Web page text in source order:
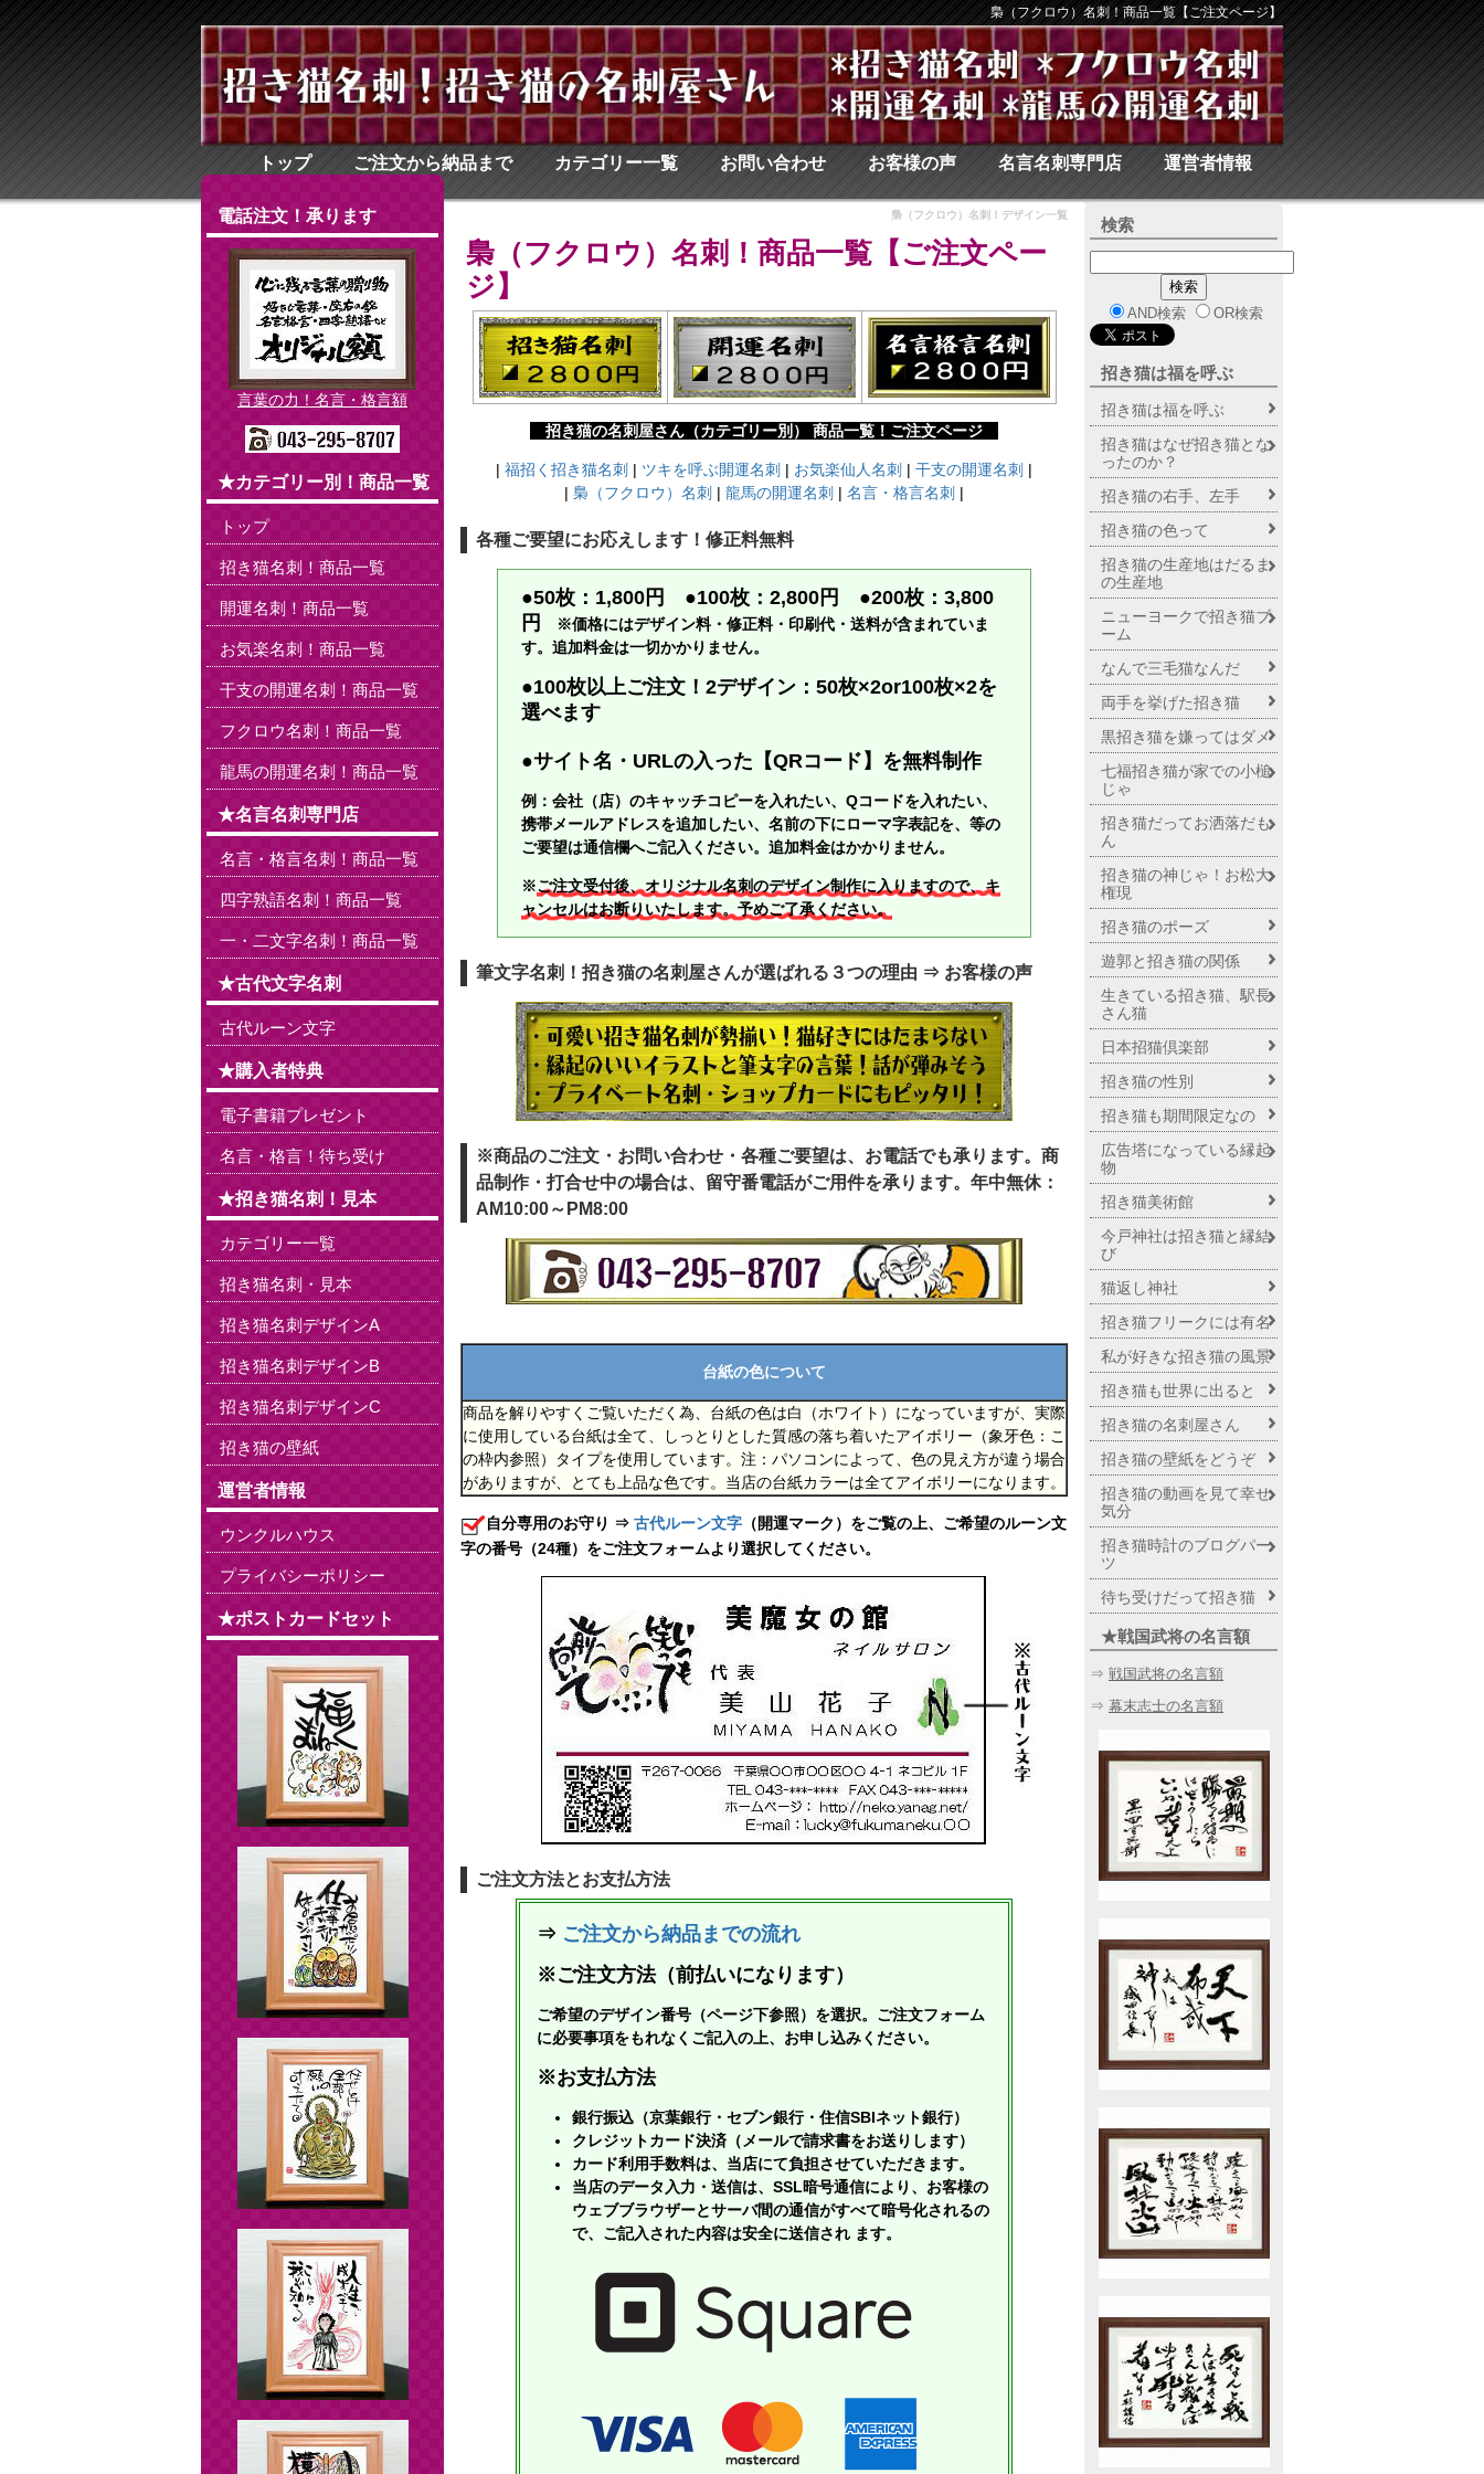
梟（フクロウ）名刺！商品一覧【ご注文ページ】
トップ ご注文から納品まで カテゴリー一覧 お問い合わせ お客様の声 名言名刺専門店 運営者情報
梟（フクロウ）名刺！デザイン一覧
梟（フクロウ）名刺！商品一覧【ご注文ペー
ジ】
招き猫の名刺屋さん（カテゴリー別） 商品一覧！ご注文ページ
| 福招く招き猫名刺 | ツキを呼ぶ開運名刺 | お気楽仙人名刺 | 干支の開運名刺 |
| 梟（フクロウ）名刺 | 龍馬の開運名刺 | 名言・格言名刺 |
各種ご要望にお応えします！修正料無料
●50枚：1,800円 ●100枚：2,800円 ●200枚：3,800
円
※価格にはデザイン料・修正料・印刷代・送料が含まれていま
す。追加料金は一切かかりません。
●100枚以上ご注文！2デザイン：50枚×2or100枚×2を
選べます
●サイト名・URLの入った【QRコード】を無料制作
例：会社（店）のキャッチコピーを入れたい、Qコードを入れたい、
携帯メールアドレスを追加したい、名前の下にローマ字表記を、等の
ご要望は通信欄へご記入ください。追加料金はかかりません。
※ご注文受付後、オリジナル名刺のデザイン制作に入りますので、キ
ャンセルはお断りいたします。予めご了承ください。
筆文字名刺！ 招き猫の名刺屋さんが選ばれる３つの理由 ⇒ お客様の声
※商品のご注文・ お問い合わせ ・各種ご要望は、お電話でも承ります。商
品制作・打合せ中の場合は、留守番電話がご用件を承ります。年中無休：
AM10:00～PM8:00
台紙の色について
商品を解りやすくご覧いただく為、台紙の色は白（ホワイト）になっていますが、実際
に使用している台紙は全て、しっとりとした質感の落ち着いたアイボリー（象牙色：こ
の枠内参照）タイプを使用しています。注：パソコンによって、色の見え方が違う場合
がありますが、とても上品な色です。当店の台紙カラーは全てアイボリーになります。
自分専用のお守り ⇒ 古代ルーン文字 （開運マーク）をご覧の上、ご希望のルーン文
字の番号（24種）をご注文フォームより選択してください。
ご注文方法とお支払方法
⇒ ご注文から納品までの流れ
※ご注文方法（前払いになります）
ご希望のデザイン番号（ページ下参照）を選択。ご注文フォーム
に必要事項をもれなくご記入の上、お申し込みください。
※お支払方法
銀行振込（京葉銀行・セブン銀行・住信SBIネット銀行）
クレジットカード決済（メールで請求書をお送りします）
カード利用手数料は、当店にて負担させていただきます。
当店のデータ入力・送信は、SSL暗号通信により、お客様の
ウェブブラウザーとサーバ間の通信がすべて暗号化されるの
で、ご記入された内容は安全に送信され ます。
電話注文！承ります
言葉の力！名言・格言額
★カテゴリー別！商品一覧
トップ
招き猫名刺！商品一覧
開運名刺！商品一覧
お気楽名刺！商品一覧
干支の開運名刺！商品一覧
フクロウ名刺！商品一覧
龍馬の開運名刺！商品一覧
★名言名刺専門店
名言・格言名刺！商品一覧
四字熟語名刺！商品一覧
一・二文字名刺！商品一覧
★古代文字名刺
古代ルーン文字
★購入者特典
電子書籍プレゼント
名言・格言！待ち受け
★招き猫名刺！見本
カテゴリー一覧
招き猫名刺・見本
招き猫名刺デザインA
招き猫名刺デザインB
招き猫名刺デザインC
招き猫の壁紙
運営者情報
ウンクルハウス
プライバシーポリシー
★ポストカードセット
検索
AND検索 OR検索
招き猫は福を呼ぶ
招き猫は福を呼ぶ
招き猫はなぜ招き猫とな
ったのか？
招き猫の右手、左手
招き猫の色って
招き猫の生産地はだるま
の生産地
ニューヨークで招き猫ブ
ーム
なんで三毛猫なんだ
両手を挙げた招き猫
黒招き猫を嫌ってはダメ
七福招き猫が家での小槌
じゃ
招き猫だってお洒落だも
ん
招き猫の神じゃ！お松大
権現
招き猫のポーズ
遊郭と招き猫の関係
生きている招き猫、駅長
さん猫
日本招猫倶楽部
招き猫の性別
招き猫も期間限定なの
広告塔になっている縁起
物
招き猫美術館
今戸神社は招き猫と縁結
び
猫返し神社
招き猫フリークには有名
私が好きな招き猫の風景
招き猫も世界に出ると
招き猫の名刺屋さん
招き猫の壁紙をどうぞ
招き猫の動画を見て幸せ
気分
招き猫時計のブログパー
ツ
待ち受けだって招き猫
★戦国武将の名言額
⇒ 戦国武将の名言額
⇒ 幕末志士の名言額